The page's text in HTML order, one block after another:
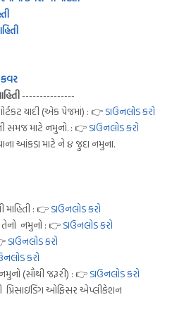
---------------
યાદી (એક પેજમાં) : 👉ડાઉનલોડ કરો
સમજ માટે નમુનો. : 👉ડાઉનલોડ કરો
આંકડા માટે ને ૪ જુદા નમુના.
માહિતી : 👉ડાઉનલોડ કરો
તેનો નમુનો : 👉ડાઉનલોડ કરો
ડાઉનલોડ કરો
કરો
(સૌથી જરૂરી) : 👉ડાઉનલોડ કરો
પ્રિસાઇડિંગ ઓફિસર એપ્લીકેશન